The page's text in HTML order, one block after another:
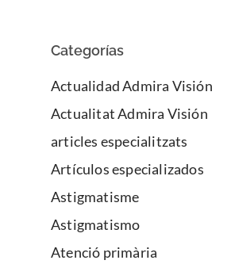
Categorías
Actualidad Admira Visión
Actualitat Admira Visión
articles especialitzats
Artículos especializados
Astigmatisme
Astigmatismo
Atenció primària